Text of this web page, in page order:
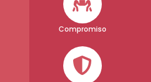
Compromiso